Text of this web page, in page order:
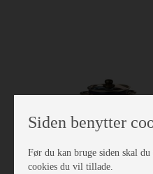
Siden benytter
Før du kan bruge siden skal
cookies du vil tillade.